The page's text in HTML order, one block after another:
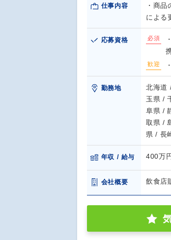
仕事内容
・商
による
応募資格 必須
歓迎
勤務地
北海道
玉県 /
阜県 /
取県 /
県 / 長
年収 / 給与 400万
会社概要 飲食店